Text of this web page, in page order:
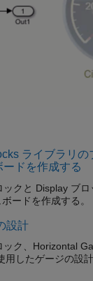
ライブラリの
ドを作成する
クと Display ブロ
ードを作成する。
設計
ク、 Horizontal
用したゲージの設計